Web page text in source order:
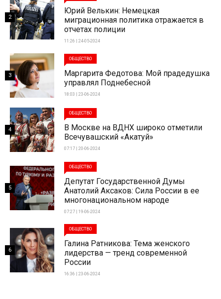
Юрий Велькин: Немецкая
миграционная политика отражается в
отчетах полиции
11:26 | 24-05-2024
2
ОБЩЕСТВО
Маргарита Федотова: Мой прадедушка
управлял Поднебесной
18:03 | 23-06-2024
3
ОБЩЕСТВО
В Москве на ВДНХ широко отметили
Всечувашский «Акатуй»
07:17 | 20-06-2024
4
ОБЩЕСТВО
Депутат Государственной Думы
Анатолий Аксаков: Сила России в ее
многонациональном народе
07:27 | 19-06-2024
5
ОБЩЕСТВО
Галина Ратникова: Тема женского
лидерства — тренд современной
России
16:36 | 23-06-2024
6